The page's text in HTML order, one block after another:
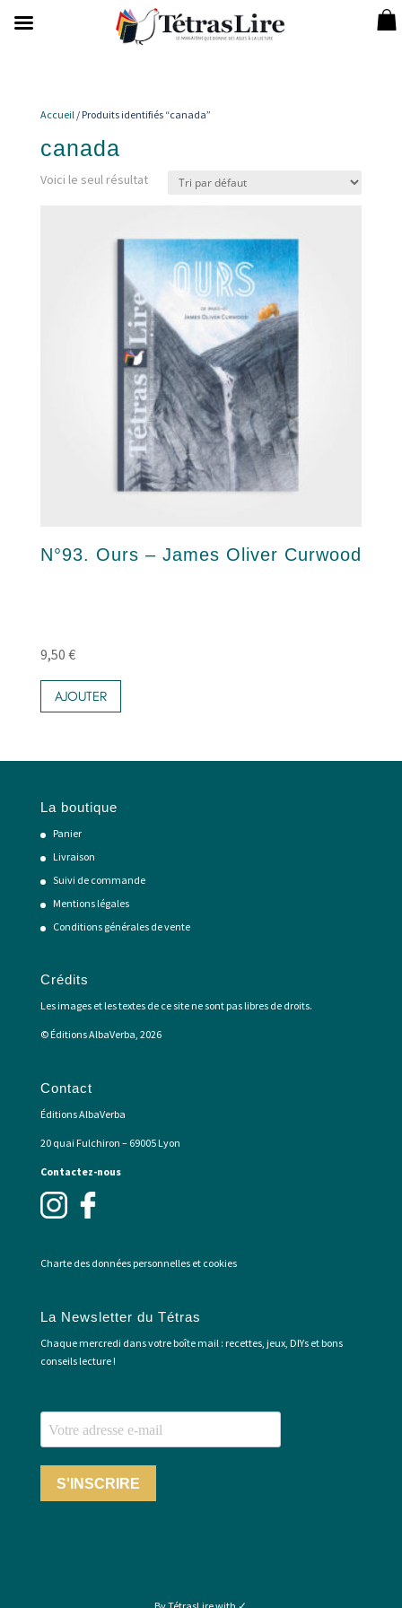
Accueil/ Produits identifiés “canada”
canada
Voici le seul résultat
N°93. Ours – James Oliver Curwood
9,50 €
AJOUTER
La boutique
Panier
Livraison
Suivi de commande
Mentions légales
Conditions générales de vente
Crédits
Les images et les textes de ce site ne sont pas libres de droits.
© Éditions AlbaVerba, 2026
Contact
Éditions AlbaVerba
20 quai Fulchiron – 69005 Lyon
Contactez-nous
Charte des données personnelles et cookies
La Newsletter du Tétras
Chaque mercredi dans votre boîte mail : recettes, jeux, DIYs et bons
conseils lecture !
S'INSCRIRE